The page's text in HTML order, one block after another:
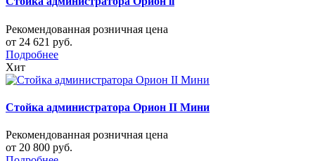
Рекомендованная розничная цена
от 24 621 руб.
Подробнее
Хит
Стойка администратора Орион II Мини
Рекомендованная розничная цена
от 20 800 руб.